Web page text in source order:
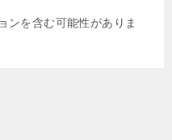
ンを含む可能性がありま